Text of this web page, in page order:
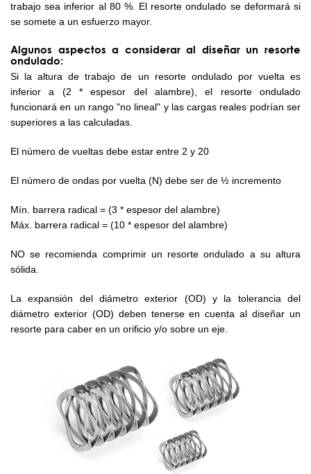
trabajo sea inferior al 80 %. El resorte ondulado se deformará si
se somete a un esfuerzo mayor.
Algunos aspectos a considerar al diseñar un resorte
ondulado:
Si la altura de trabajo de un resorte ondulado por vuelta es
inferior a (2 * espesor del alambre), el resorte ondulado
funcionará en un rango "no lineal" y las cargas reales podrían ser
superiores a las calculadas.
El número de vueltas debe estar entre 2 y 20
El número de ondas por vuelta (N) debe ser de ½ incremento
Mín. barrera radical = (3 * espesor del alambre)
Máx. barrera radical = (10 * espesor del alambre)
NO se recomienda comprimir un resorte ondulado a su altura
sólida.
La expansión del diámetro exterior (OD) y la tolerancia del
diámetro exterior (OD) deben tenerse en cuenta al diseñar un
resorte para caber en un orificio y/o sobre un eje.